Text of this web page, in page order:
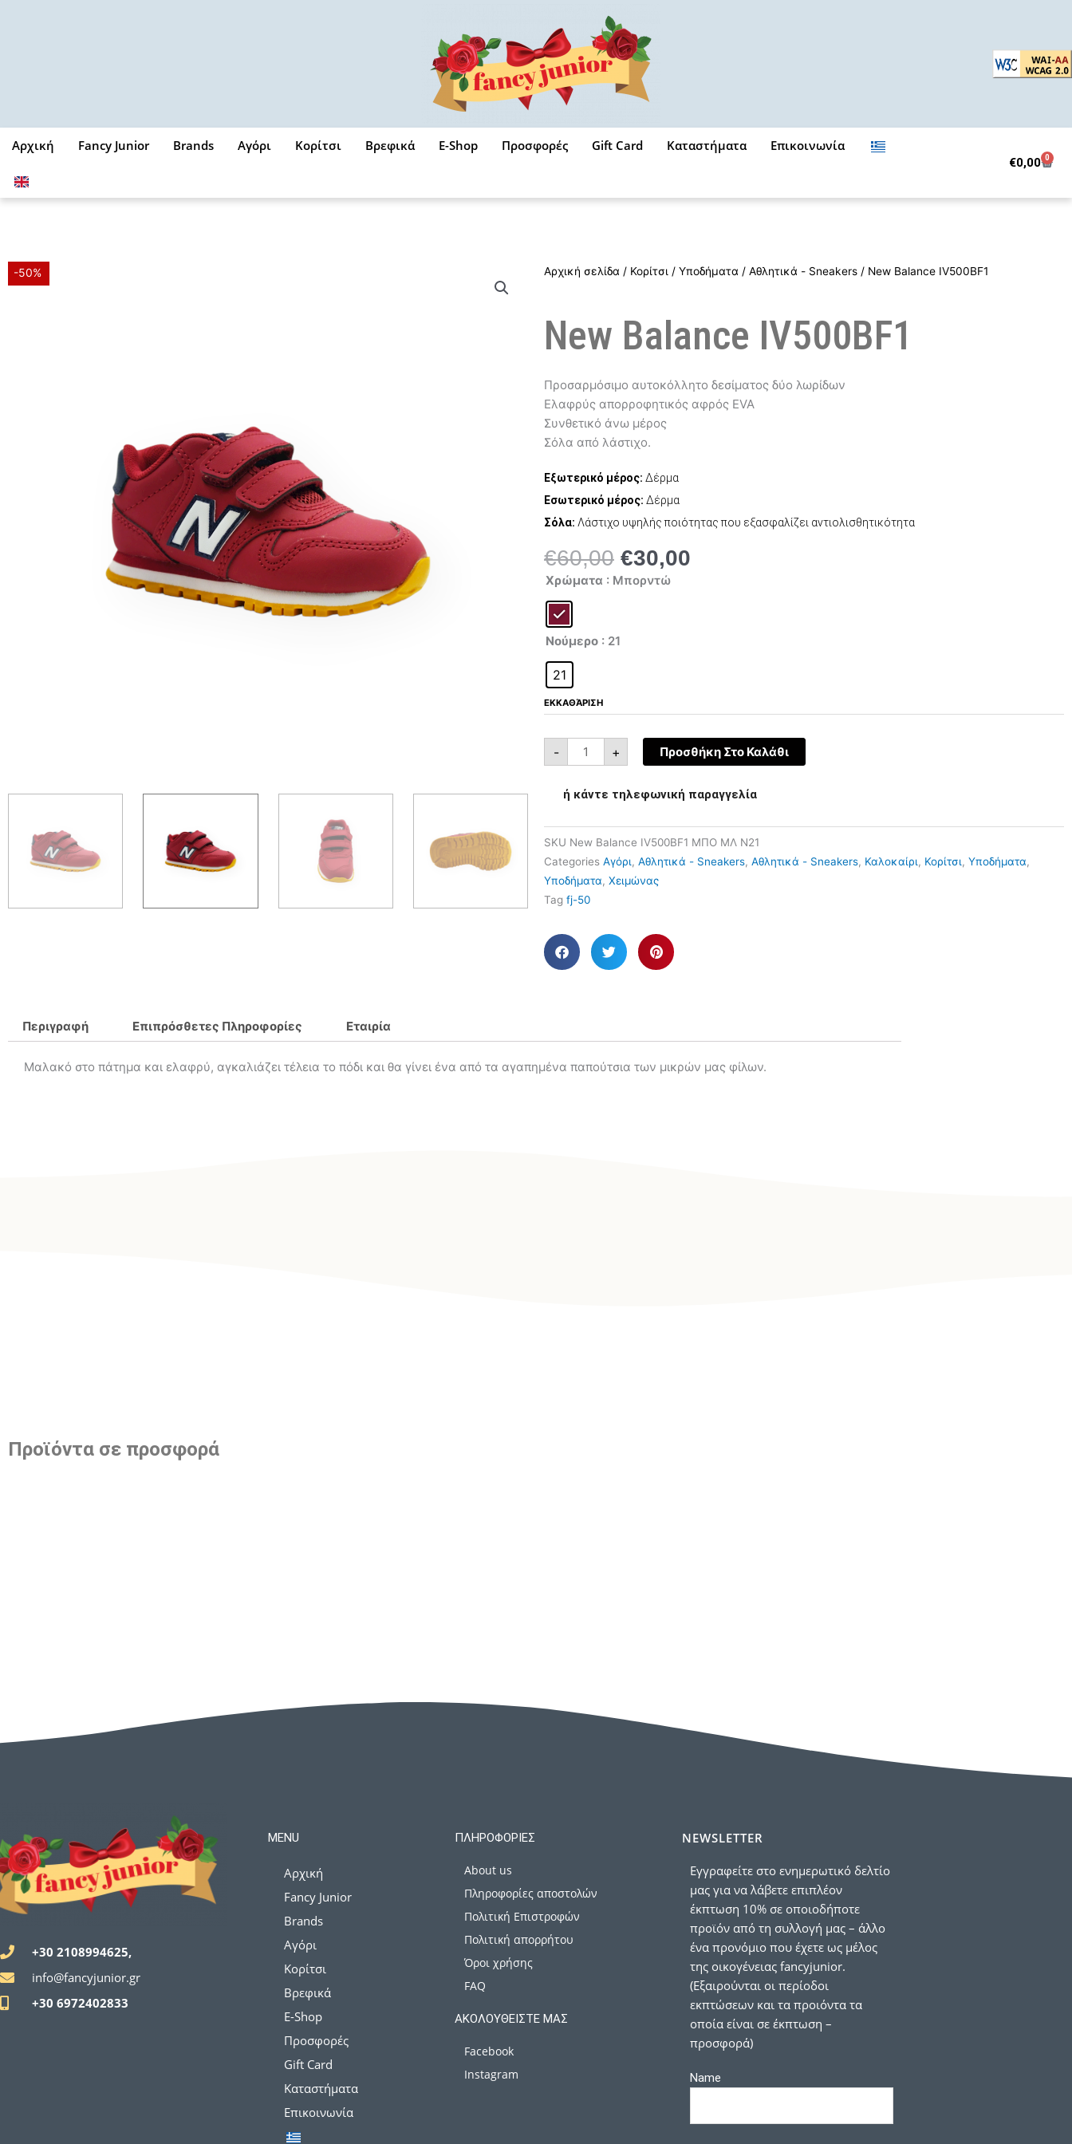
Αρχική Fancy Junior Brands Αγόρι Κορίτσι Βρεφικά E-Shop Προσφορές Gift Card Καταστήματα Επικοινωνία
€0,00 0
Cart
-50% Αρχική σελίδα / Κορίτσι / Υποδήματα / Αθλητικά - Sneakers / New Balance IV500BF1
New Balance IV500BF1
Προσαρμόσιμο αυτοκόλλητο δεσίματος δύο λωρίδων
Ελαφρύς απορροφητικός αφρός EVA
Συνθετικό άνω μέρος
Σόλα από λάστιχο.
Εξωτερικό μέρος: Δέρμα
Εσωτερικό μέρος: Δέρμα
Σόλα: Λάστιχο υψηλής ποιότητας που εξασφαλίζει αντιολισθητικότητα
€60,00 Original
price
€30,00
Χρώματα : Μπορντώ
Νούμερο : 21
21
ΕΚΚΑΘΆΡΙΣΗ
-
New
Balance
IV500BF1
+ Προσθήκη Στο Καλάθι
ή κάντε τηλεφωνική παραγγελία
SKU New Balance IV500BF1 ΜΠΟ ΜΛ Ν21
Categories Αγόρι, Αθλητικά - Sneakers, Αθλητικά - Sneakers, Καλοκαίρι, Κορίτσι, Υποδήματα,
Υποδήματα, Χειμώνας
Tag fj-50
Περιγραφή Επιπρόσθετες Πληροφορίες Εταιρία
Μαλακό στο πάτημα και ελαφρύ, αγκαλιάζει τέλεια το πόδι και θα γίνει ένα από τα αγαπημένα παπούτσια των μικρών μας φίλων.
Προϊόντα σε προσφορά
+30 2108994625,
info@fancyjunior.gr
+30 6972402833
MENU
Αρχική
Fancy Junior
Brands
Αγόρι
Κορίτσι
Βρεφικά
E-Shop
Προσφορές
Gift Card
Καταστήματα
Επικοινωνία
ΠΛΗΡΟΦΟΡΊΕΣ
About us
Πληροφορίες αποστολών
Πολιτική Επιστροφών
Πολιτική απορρήτου
Όροι χρήσης
FAQ
ΑΚΟΛΟΥΘΕΊΣΤΕ ΜΑΣ
Facebook
Instagram
NEWSLETTER
Εγγραφείτε στο ενημερωτικό δελτίο
μας για να λάβετε επιπλέον
έκπτωση 10% σε οποιοδήποτε
προϊόν από τη συλλογή μας – άλλο
ένα προνόμιο που έχετε ως μέλος
της οικογένειας fancyjunior.
(Εξαιρούνται οι περίοδοι
εκπτώσεων και τα προιόντα τα
οποία είναι σε έκπτωση –
προσφορά)
Name